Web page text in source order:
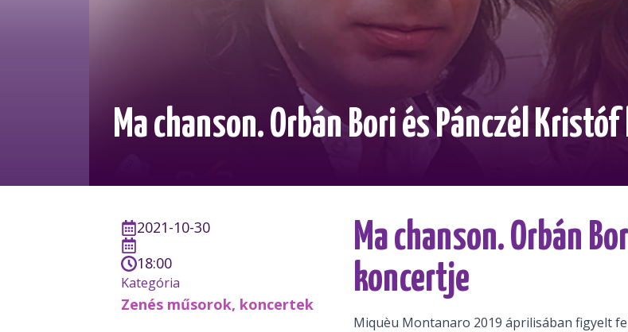
Ma chanson. Orbán Bori és Pánczél
2021-10-30
18:00
Kategória
Zenés műsorok, koncertek
Ma chanson. Orbán
koncertje
Miquèu Montanaro 2019 áprilisában figyelt